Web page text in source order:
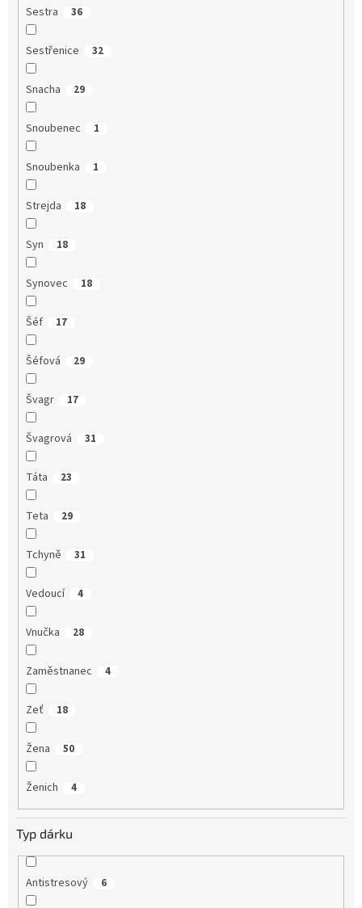
Sestra 36
Sestřenice 32
Snacha 29
Snoubenec 1
Snoubenka 1
Strejda 18
Syn 18
Synovec 18
Šéf 17
Šéfová 29
Švagr 17
Švagrová 31
Táta 23
Teta 29
Tchyně 31
Vedoucí 4
Vnučka 28
Zaměstnanec 4
Zeť 18
Žena 50
Ženich 4
Typ dárku
Antistresový 6